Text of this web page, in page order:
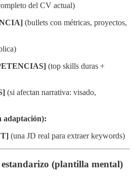
del CV actual)
(bullets con métricas, proyectos,
(top skills duras +
(si afectan narrativa: visado,
adaptación):
(una JD real para extraer keywords)
estandarizo (plantilla mental)